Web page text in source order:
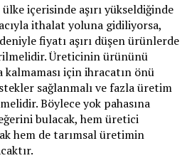
içerisinde aşırı yükseldiğinde
ithalat yoluna gidiliyorsa,
fiyatı aşırı düşen ürünlerde
Üreticinin ürününü
için ihracatın önü
sağlanmalı ve fazla üretim
Böylece yok pahasına
bulacak, hem üretici
hem de tarımsal üretimin